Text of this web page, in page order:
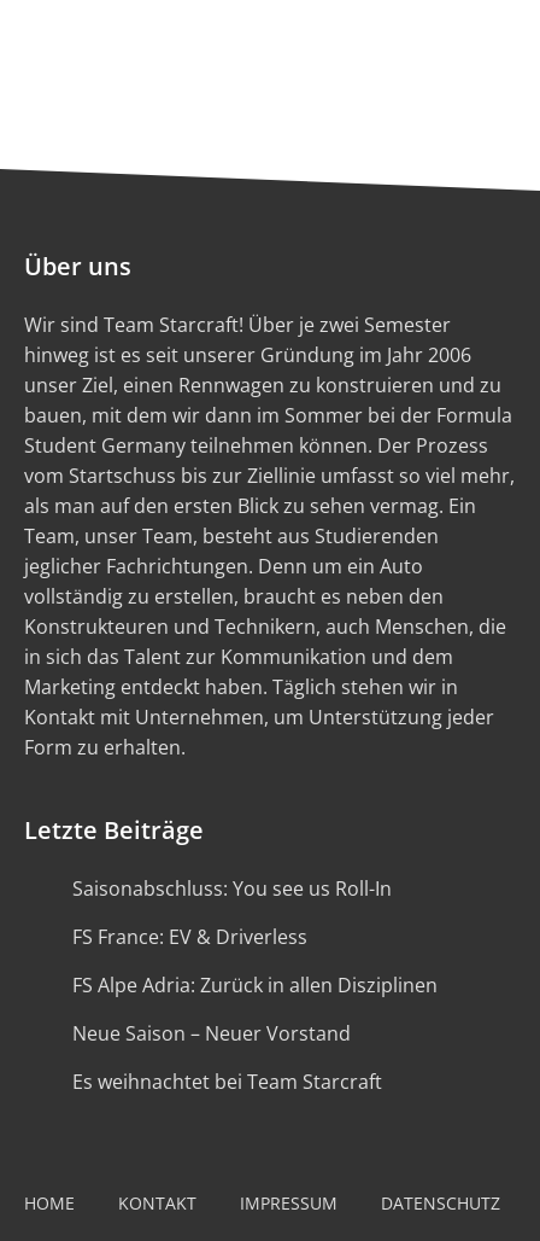
Über uns
Wir sind Team Starcraft! Über je zwei Semester
hinweg ist es seit unserer Gründung im Jahr 2006
unser Ziel, einen Rennwagen zu konstruieren und zu
bauen, mit dem wir dann im Sommer bei der Formula
Student Germany teilnehmen können. Der Prozess
vom Startschuss bis zur Ziellinie umfasst so viel mehr,
als man auf den ersten Blick zu sehen vermag. Ein
Team, unser Team, besteht aus Studierenden
jeglicher Fachrichtungen. Denn um ein Auto
vollständig zu erstellen, braucht es neben den
Konstrukteuren und Technikern, auch Menschen, die
in sich das Talent zur Kommunikation und dem
Marketing entdeckt haben. Täglich stehen wir in
Kontakt mit Unternehmen, um Unterstützung jeder
Form zu erhalten.
Letzte Beiträge
Saisonabschluss: You see us Roll-In
FS France: EV & Driverless
FS Alpe Adria: Zurück in allen Disziplinen
Neue Saison – Neuer Vorstand
Es weihnachtet bei Team Starcraft
HOME KONTAKT IMPRESSUM DATENSCHUTZ